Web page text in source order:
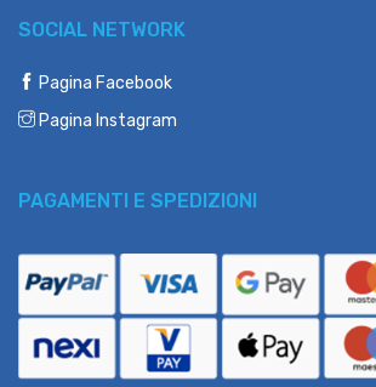
SOCIAL NETWORK
Pagina Facebook
Pagina Instagram
PAGAMENTI E SPEDIZIONI